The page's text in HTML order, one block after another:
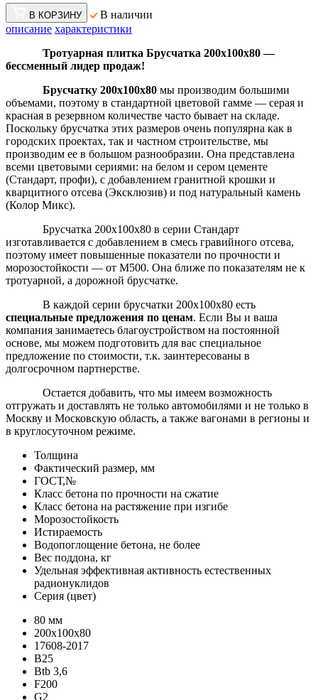
В КОРЗИНУ
В наличии
описание характеристики
Тротуарная плитка Брусчатка 200х100х80 —
бессменный лидер продаж!
Брусчатку 200х100х80 мы производим большими
объемами, поэтому в стандартной цветовой гамме — серая и
красная в резервном количестве часто бывает на складе.
Поскольку брусчатка этих размеров очень популярна как в
городских проектах, так и частном строительстве, мы
производим ее в большом разнообразии. Она представлена
всеми цветовыми сериями: на белом и сером цементе
(Стандарт, профи), с добавлением гранитной крошки и
кварцитного отсева (Эксклюзив) и под натуральный камень
(Колор Микс).
Брусчатка 200х100х80 в серии Стандарт
изготавливается с добавлением в смесь гравийного отсева,
поэтому имеет повышенные показатели по прочности и
морозостойкости — от М500. Она ближе по показателям не к
тротуарной, а дорожной брусчатке.
В каждой серии брусчатки 200х100х80 есть
специальные предложения по ценам. Если Вы и ваша
компания занимаетесь благоустройством на постоянной
основе, мы можем подготовить для вас специальное
предложение по стоимости, т.к. заинтересованы в
долгосрочном партнерстве.
Остается добавить, что мы имеем возможность
отгружать и доставлять не только автомобилями и не только в
Москву и Московскую область, а также вагонами в регионы и
в круглосуточном режиме.
Толщина
Фактический размер, мм
ГОСТ,№
Класс бетона по прочности на сжатие
Класс бетона на растяжение при изгибе
Морозостойкость
Истираемость
Водопоглощение бетона, не более
Вес поддона, кг
Удельная эффективная активность естественных
радионуклидов
Серия (цвет)
80 мм
200х100х80
17608-2017
B25
Btb 3,6
F200
G2